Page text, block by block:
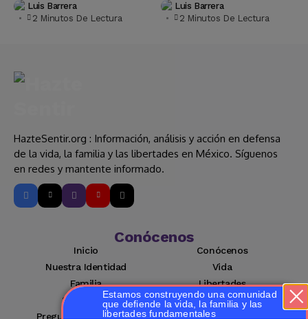
Luis Barrera
2 Minutos De Lectura
Luis Barrera
2 Minutos De Lectura
HazteSentir.org : Información, análisis y acción en defensa
de la vida, la familia y las libertades en México. Síguenos
en redes y mantente informado.
Conócenos
Inicio
Conócenos
Nuestra Identidad
Vida
Familia
Libertades
Suscríbete
Mi cuenta
Preguntas Frecuentes
Contacto
Estamos construyendo una comunidad
que defiende la vida, la familia y las
libertades fundamentales